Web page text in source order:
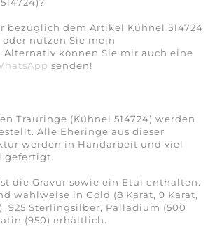
bezüglich dem Artikel Kühnel 514724
oder nutzen Sie mein
. Alternativ können Sie mir auch eine
senden!
Trauringe (Kühnel 514724) werden
Alle Eheringe aus dieser
werden in Handarbeit und viel
gefertigt.
die Gravur sowie ein Etui enthalten.
wahlweise in Gold (8 Karat, 9 Karat,
925 Sterlingsilber, Palladium (500
(950) erhältlich.